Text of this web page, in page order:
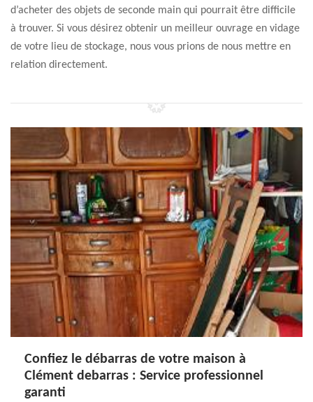
d’acheter des objets de seconde main qui pourrait être difficile
à trouver. Si vous désirez obtenir un meilleur ouvrage en vidage
de votre lieu de stockage, nous vous prions de nous mettre en
relation directement.
Confiez le débarras de votre maison à
Clément debarras : Service professionnel
garanti